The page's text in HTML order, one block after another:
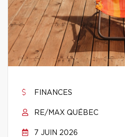
FINANCES
RE/MAX QUÉBEC
7 JUIN 2026